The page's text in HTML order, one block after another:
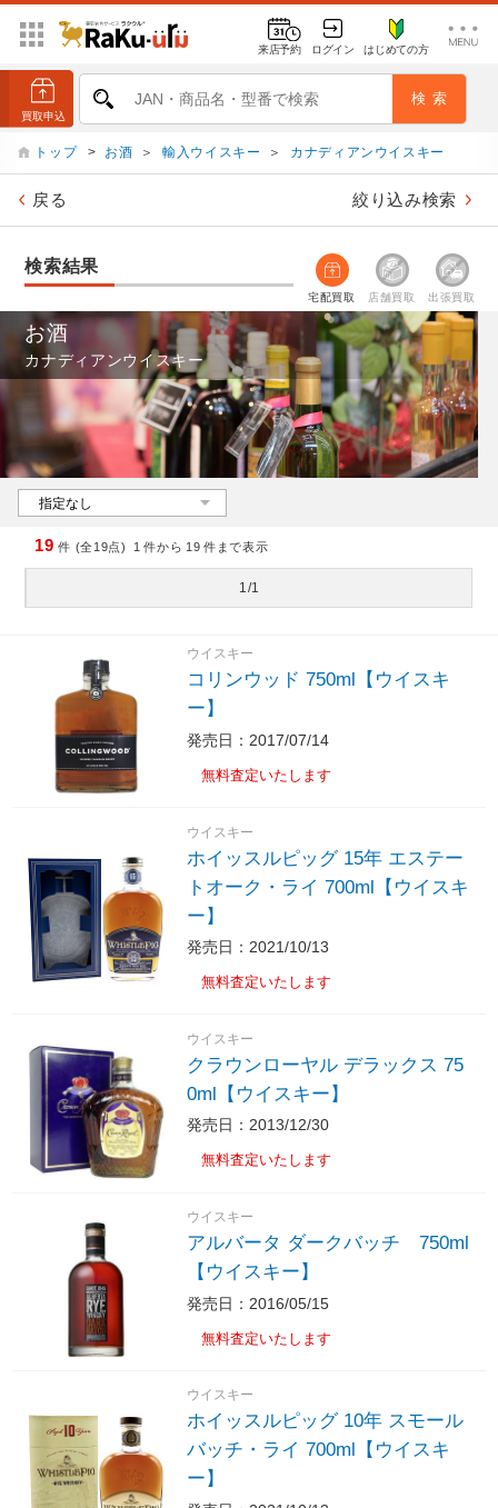
来店予約 ログイン はじめての方
トップ > お酒 ＞ 輸入ウイスキー ＞ カナディアンウイスキー
戻る 絞り込み検索
検索結果
宅配買取 店舗買取 出張買取
お酒
カナディアンウイスキー
19 件 (全19点) 1 件から 19 件まで表示
1/1
ウイスキー
コリンウッド 750ml【ウイスキ
ー】
発売日：2017/07/14
無料査定いたします
ウイスキー
ホイッスルピッグ 15年 エステー
トオーク・ライ 700ml【ウイスキ
ー】
発売日：2021/10/13
無料査定いたします
ウイスキー
クラウンローヤル デラックス 75
0ml【ウイスキー】
発売日：2013/12/30
無料査定いたします
ウイスキー
アルバータ ダークバッチ 750ml
【ウイスキー】
発売日：2016/05/15
無料査定いたします
ウイスキー
ホイッスルピッグ 10年 スモール
バッチ・ライ 700ml【ウイスキ
ー】